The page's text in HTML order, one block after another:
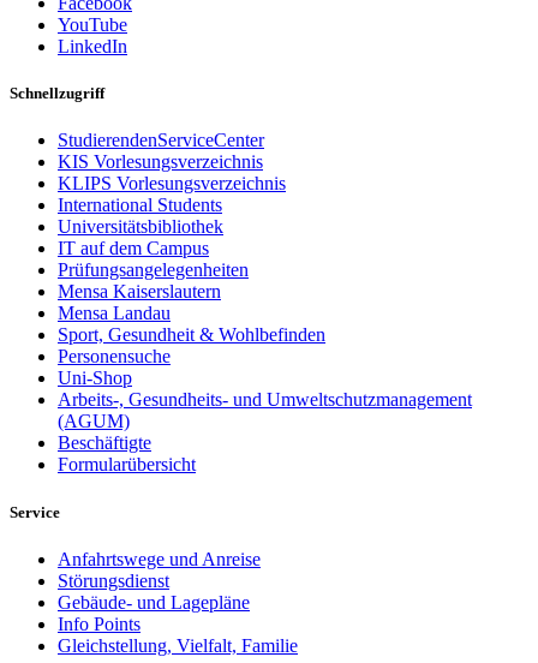
YouTube
LinkedIn
Schnellzugriff
StudierendenServiceCenter
KIS Vorlesungsverzeichnis
KLIPS Vorlesungsverzeichnis
International Students
Universitätsbibliothek
IT auf dem Campus
Prüfungsangelegenheiten
Mensa Kaiserslautern
Mensa Landau
Sport, Gesundheit & Wohlbefinden
Personensuche
Uni-Shop
Arbeits-, Gesundheits- und Umweltschutzmanagement
(AGUM)
Beschäftigte
Formularübersicht
Service
Anfahrtswege und Anreise
Störungsdienst
Gebäude- und Lagepläne
Info Points
Gleichstellung, Vielfalt, Familie